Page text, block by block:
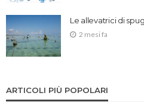
Le allevatrici di
2 mesi fa
ARTICOLI PIÙ POPOLARI